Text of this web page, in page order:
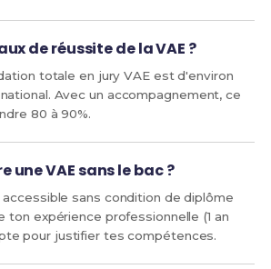
de réussite de la VAE ?
totale en jury VAE est d'environ
Avec un accompagnement, ce
80 à 90%.
une VAE sans le bac ?
accessible sans condition de diplôme
ton expérience professionnelle (1 an
pour justifier tes compétences.